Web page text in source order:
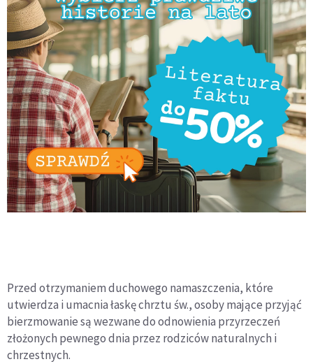
Przed otrzymaniem duchowego namaszczenia, które
utwierdza i umacnia łaskę chrztu św., osoby mające przyjąć
bierzmowanie są wezwane do odnowienia przyrzeczeń
złożonych pewnego dnia przez rodziców naturalnych i
chrzestnych.